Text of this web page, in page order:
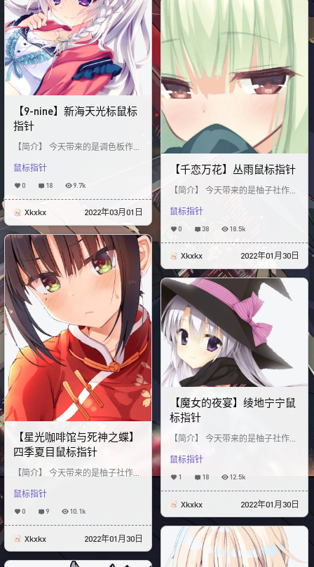
【9-nine】新海天光标鼠标
指针
【简介】 今天带来的是调色板作品
肤！ 天天天下第一！ &nb
鼠标指针
0 18 9.7k
Xkxkx 2022年03月01日
【千恋万花】丛雨鼠标指针
【简介】 今天带来的是柚子社作品
动态皮肤！ 其中包含大约15种不同
鼠标指针
0 38 18.5k
Xkxkx 2022年01月30日
【星光咖啡馆与死神之蝶】
四季夏目鼠标指针
【简介】 今天带来的是柚子社作品
季夏目鼠标指针动态皮肤！ 其中包
含大约15种不同
鼠标指针
0 9 10.1k
Xkxkx 2022年01月30日
【魔女的夜宴】绫地宁宁鼠
标指针
【简介】 今天带来的是柚子社作品
指针动态皮肤！ 其中包含大约15种
不同样式的宁宁
鼠标指针
1 18 12.5k
Xkxkx 2022年01月30日